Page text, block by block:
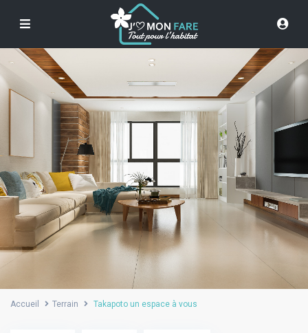
Accueil Terrain Takapoto un espace à vous